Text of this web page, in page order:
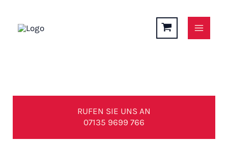
springen
RUFEN SIE UNS AN
07135 9699 766